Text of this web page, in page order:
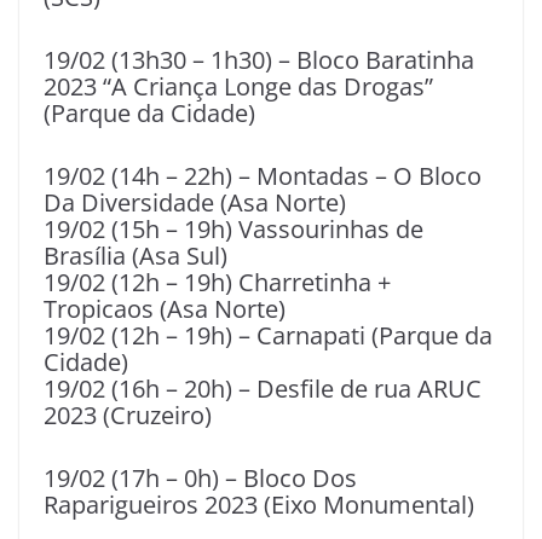
19/02 (13h30 – 1h30) – Bloco Baratinha
2023 “A Criança Longe das Drogas”
(Parque da Cidade)
19/02 (14h – 22h) – Montadas – O Bloco
Da Diversidade (Asa Norte)
19/02 (15h – 19h) Vassourinhas de
Brasília (Asa Sul)
19/02 (12h – 19h) Charretinha +
Tropicaos (Asa Norte)
19/02 (12h – 19h) – Carnapati (Parque da
Cidade)
19/02 (16h – 20h) – Desfile de rua ARUC
2023 (Cruzeiro)
19/02 (17h – 0h) – Bloco Dos
Raparigueiros 2023 (Eixo Monumental)